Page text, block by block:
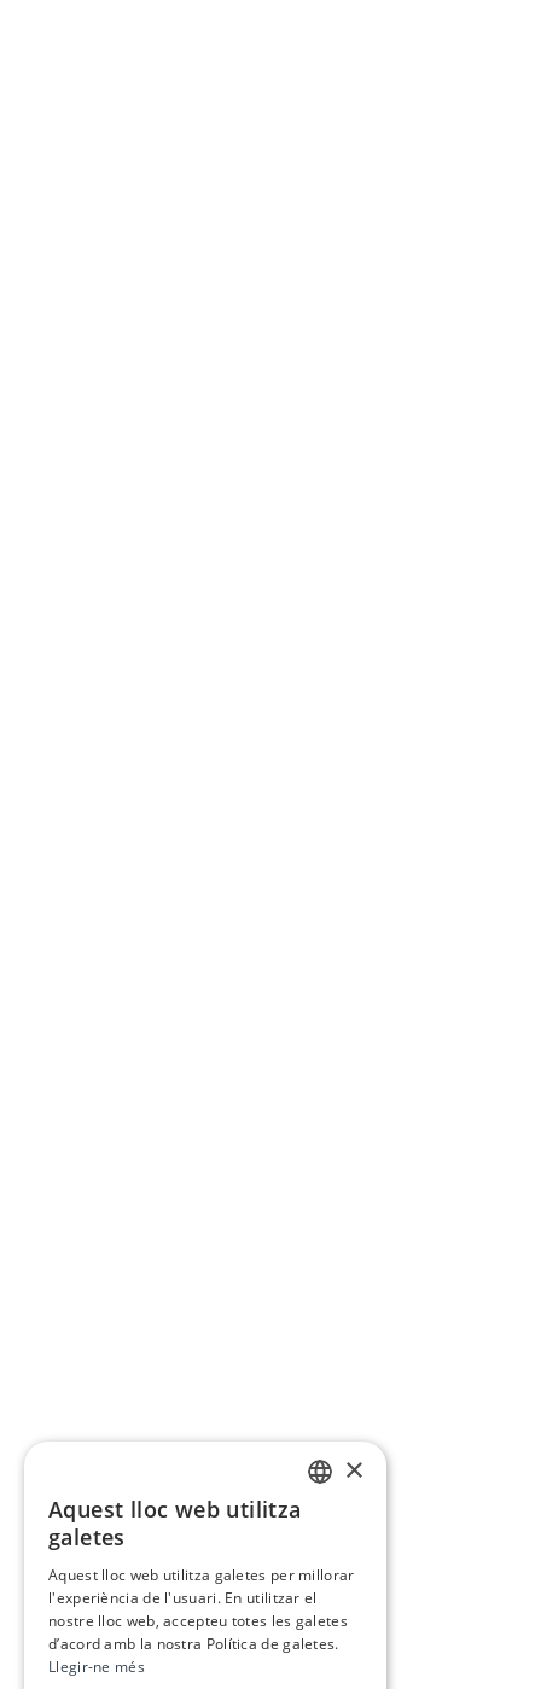
×
Aquest lloc web utilitza
galetes
Aquest lloc web utilitza galetes per millorar
l'experiència de l'usuari. En utilitzar el
nostre lloc web, accepteu totes les galetes
d’acord amb la nostra Política de galetes.
Llegir-ne més